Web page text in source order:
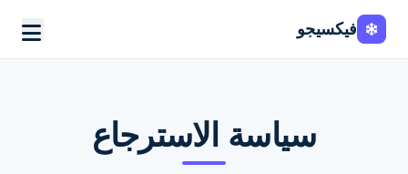
فيكسيجو
سياسة الاسترجاع